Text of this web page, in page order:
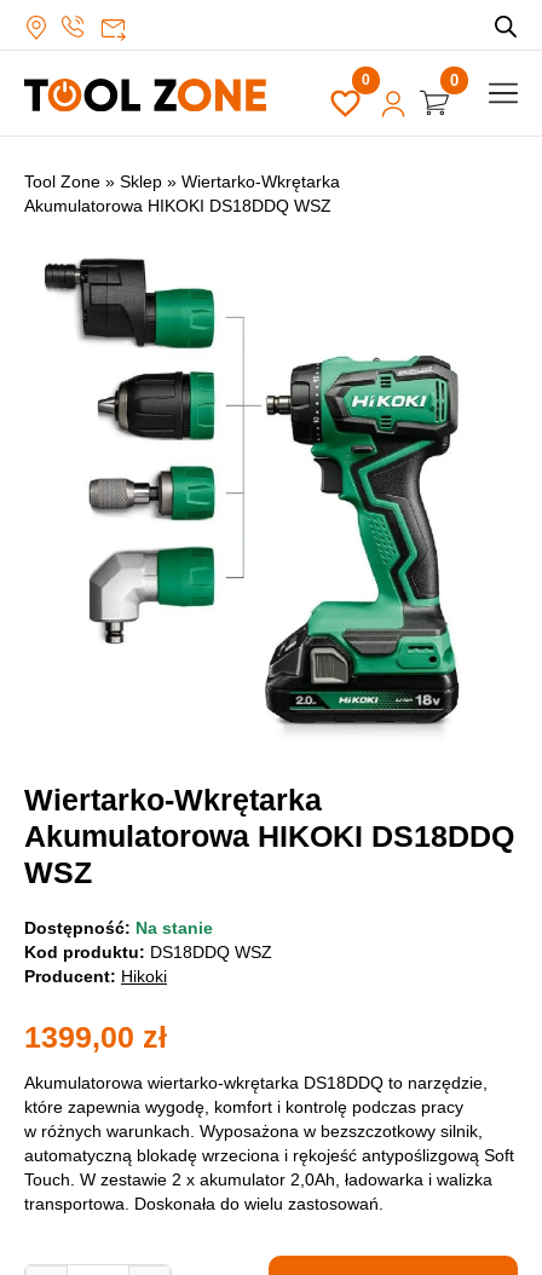
0
Tool Zone » Sklep » Wiertarko-Wkrętarka
Akumulatorowa HIKOKI DS18DDQ WSZ
Wiertarko-Wkrętarka
Akumulatorowa HIKOKI DS18DDQ
WSZ
Dostępność: Na stanie
Kod produktu: DS18DDQ WSZ
Producent: Hikoki
1399,00 zł
Akumulatorowa wiertarko-wkrętarka DS18DDQ to narzędzie,
które zapewnia wygodę, komfort i kontrolę podczas pracy
w różnych warunkach. Wyposażona w bezszczotkowy silnik,
automatyczną blokadę wrzeciona i rękojeść antypoślizgową Soft
Touch. W zestawie 2 x akumulator 2,0Ah, ładowarka i walizka
transportowa. Doskonała do wielu zastosowań.
Wiertarko-